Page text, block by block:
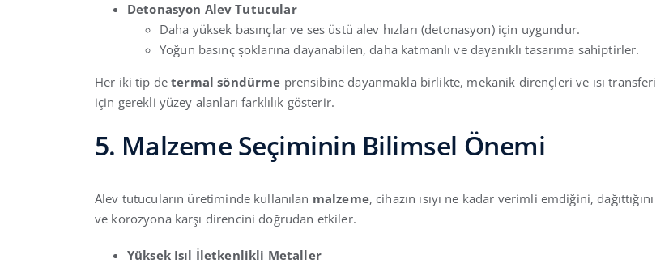
Detonasyon Alev Tutucular
Daha yüksek basınçlar ve ses üstü alev hızları (detonasyon) için uygundur.
Yoğun basınç şoklarına dayanabilen, daha katmanlı ve dayanıklı tasarıma sahiptirler.
Her iki tip determal söndürme prensibine dayanmakla birlikte, mekanik dirençleri ve ısı transferi
için gerekli yüzey alanları farklılık gösterir.
5. Malzeme Seçiminin Bilimsel Önemi
Alev tutucuların üretiminde kullanılan malzeme, cihazın ısıyı ne kadar verimli emdiğini, dağıttığını
ve korozyona karşı direncini doğrudan etkiler.
Yüksek Isıl İletkenlikli Metaller